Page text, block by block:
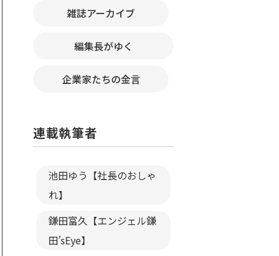
雑誌アーカイブ
編集長がゆく
企業家たちの金言
連載執筆者
池田ゆう【社長のおしゃ
れ】
鎌田富久【エンジェル鎌
田’sEye】